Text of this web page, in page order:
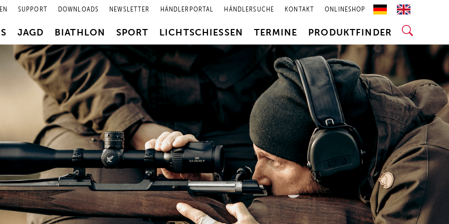
SUPPORT DOWNLOADS NEWSLETTER HÄNDLERPORTAL HÄNDLERSUCHE KONTAKT ONLINESHOP
JAGD BIATHLON SPORT LICHTSCHIESSEN TERMINE PRODUKTFINDER